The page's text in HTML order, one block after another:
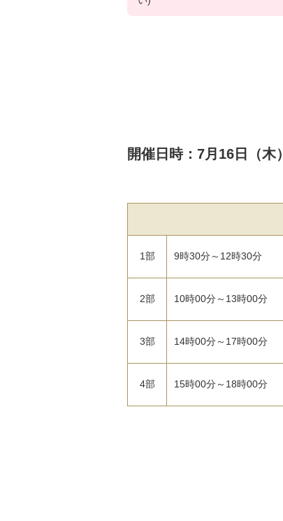
開催日時：7月16日（木）
1部 9時30分～12時30分
2部 10時00分～13時00分
3部 14時00分～17時00分
4部 15時00分～18時00分